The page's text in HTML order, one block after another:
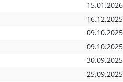
15.01.2026
16.12.2025
09.10.2025
09.10.2025
30.09.2025
25.09.2025